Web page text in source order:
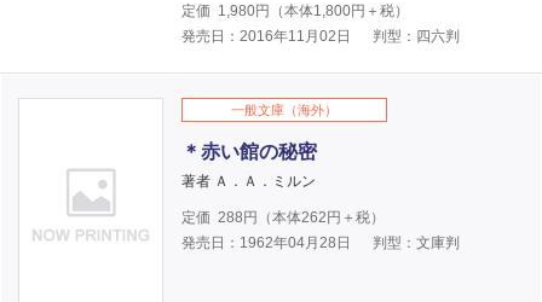
定価 1,980円（本体1,800円＋税）
発売日：2016年11月02日
判型：四六判
一般文庫（海外）
＊赤い館の秘密
著者 Ａ．Ａ．ミルン
定価 288 円（本体262 円＋税）
発売日：1962年04月28日
判型：文庫判